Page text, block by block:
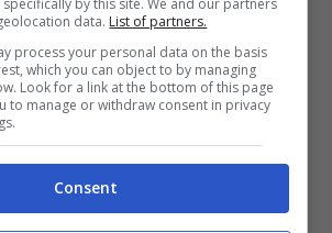
Ogbonna: le
di vederlo al
by this site. We and our partners
data. List of partners.
process your personal data on the basis
which you can object to by managing
Look for a link at the bottom of this page
to manage or withdraw consent in privacy
Consent